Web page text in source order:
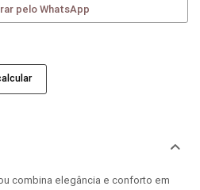
pelo WhatsApp
combina elegância e conforto em